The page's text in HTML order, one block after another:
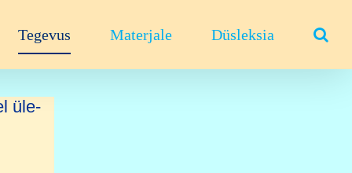
Tegevus Materjale Düsleksia
üle-